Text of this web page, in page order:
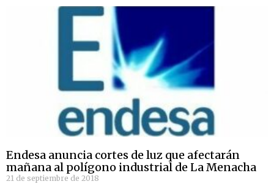
Endesa anuncia cortes de luz que afectarán
mañana al polígono industrial de La Menacha
21 de septiembre de 2018